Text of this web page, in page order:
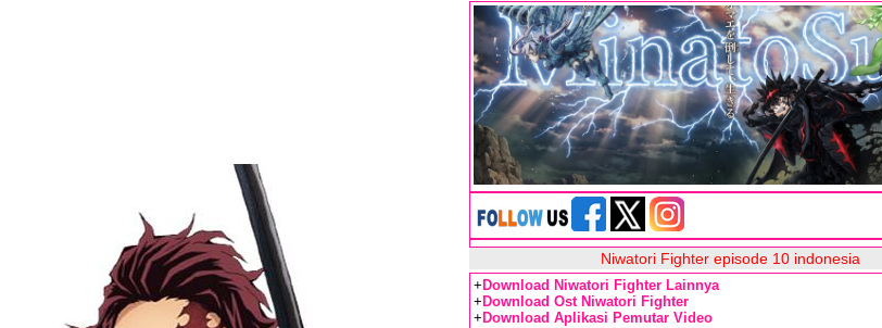
Niwatori Fighter episode 10 indonesia
+ Download Niwatori Fighter Lainnya
+ Download Ost Niwatori Fighter
+ Download Aplikasi Pemutar Video